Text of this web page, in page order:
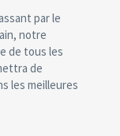
par le
notre
de tous les
de
les meilleures